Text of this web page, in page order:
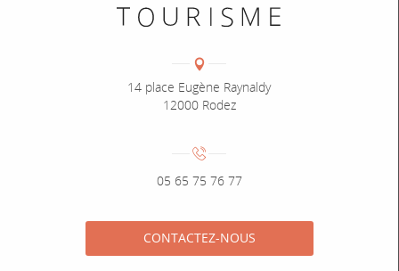
Adresse :
14 place Eugène Raynaldy
12000 Rodez
Numéro de téléphone :
05 65 75 76 77
CONTACTEZ-NOUS